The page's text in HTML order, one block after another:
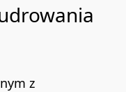
z